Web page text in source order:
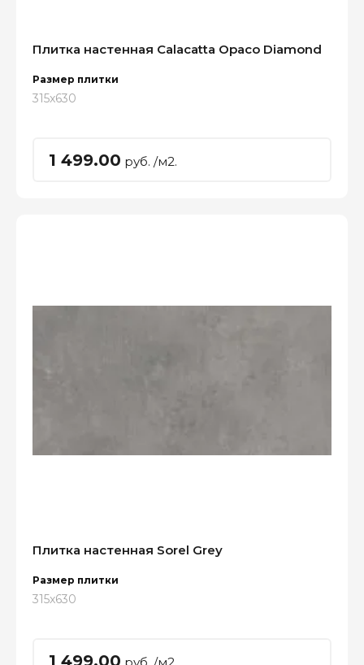
Плитка настенная Calacatta Opaco Diamond
Размер плитки
315x630
1 499.00 руб. /м2.
Плитка настенная Sorel Grey
Размер плитки
315x630
1 499.00 руб. /м2.